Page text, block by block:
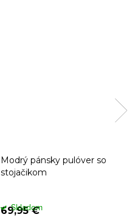
Modrý pánsky pulóver so
stojačikom
69,95 €
Skladom